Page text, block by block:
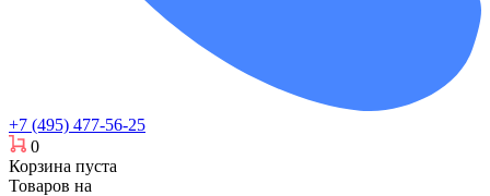
+7 (495) 477-56-25
0
Корзина пуста
Товаров на